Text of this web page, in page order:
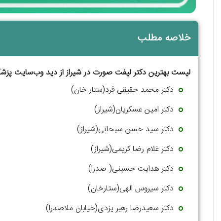
خلاصه مطلب
لیست بهترین دکتر لیفت صورت در شیراز از دید وب‌سایت
دکتر محمد حقیقی فرد(ستار خان)
دکتر امین عسکریان(شیراز)
دکتر سید حسن سبحانی(شیراز)
دکتر غلام رضا کریمی(شیراز)
دکتر هدایت حسینی( صدرا)
دکتر سیروس الهی(ستارخان)
دکتر سعیدرضا رهبر یزدی(خیابان ملاصدرا)